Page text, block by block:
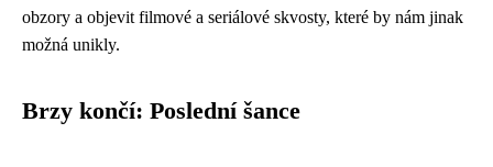
obzory a objevit filmové a seriálové skvosty, které by nám jinak
možná unikly.
Brzy končí: Poslední šance